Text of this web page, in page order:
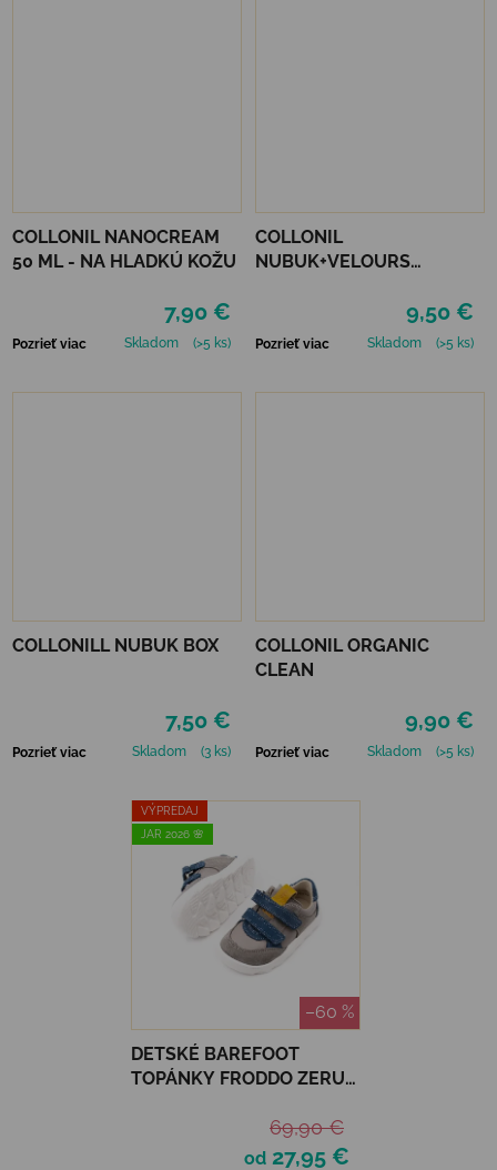
COLLONIL NANOCREAM
50 ML - NA HLADKÚ KOŽU
7,90 €
Pozrieť viac Skladom (>5 ks)
COLLONIL
NUBUK+VELOURS
9,50 €
Pozrieť viac Skladom (>5 ks)
COLLONILL NUBUK BOX
7,50 €
Pozrieť viac Skladom (3 ks)
COLLONIL ORGANIC
CLEAN
9,90 €
Pozrieť viac Skladom (>5 ks)
VÝPREDAJ
JAR 2026 🌸
–60 %
DETSKÉ BAREFOOT
TOPÁNKY FRODDO ZERU
od 27,95 €
69,90 €